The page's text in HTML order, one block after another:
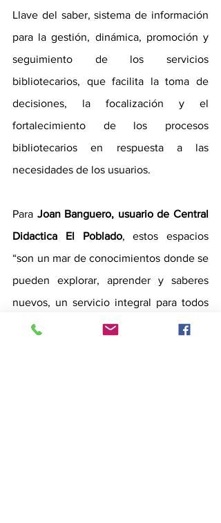
Llave del saber, sistema de información
para la gestión, dinámica, promoción y
seguimiento de los servicios
bibliotecarios, que facilita la toma de
decisiones, la focalización y el
fortalecimiento de los procesos
bibliotecarios en respuesta a las
necesidades de los usuarios.
Para Joan Banguero, usuario de Central
Didactica El Poblado, estos espacios
“son un mar de conocimientos donde se
pueden explorar, aprender y saberes
nuevos, un servicio integral para todos
los miembros de la familia, desde